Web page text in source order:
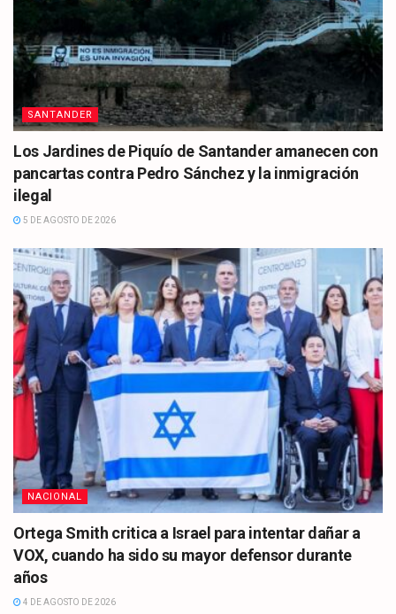
SANTANDER
Los Jardines de Piquío de Santander amanecen con
pancartas contra Pedro Sánchez y la inmigración
ilegal
5 DE AGOSTO DE 2026
NACIONAL
Ortega Smith critica a Israel para intentar dañar a
VOX, cuando ha sido su mayor defensor durante
años
4 DE AGOSTO DE 2026